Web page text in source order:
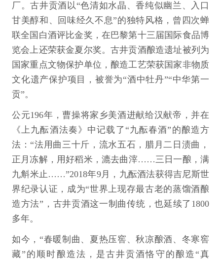
厂。古井贡酒以“色清如水晶、香纯似幽兰、入口
甘美醇和、回味经久不息”的独特风格，曾四次蝉
联全国白酒评比金奖，在巴黎第十三届国际食品博
览会上还荣获金夏尔奖。古井贡酒酿造遗址被列为
国家重点文物保护单位，酿造工艺荣获国家非物质
文化遗产保护项目，被誉为“酒中牡丹”“中华第一
贡”。
公元196年，曹操将家乡美酒进献给汉献帝，并在
《上九酝酒法奏》中记载了“九酝春酒”的酿造方
法：“法用曲三十斤，流水五石，腊月二日渍曲，
正月冻解，用好稻米，漉去曲滓……三日一酿，满
九斛米止……”2018年9月，九酝酒法获得吉尼斯世
界纪录认证，成为“世界上现存最古老的蒸馏酒酿
造方法”，古井贡酒这一制曲传统，也延续了1800
多年。
如今，“春暖制曲、夏热压窖、秋凉酿酒、冬寒窖
藏”的顺时酿造法，是古井贡酒恪守的酿造“真